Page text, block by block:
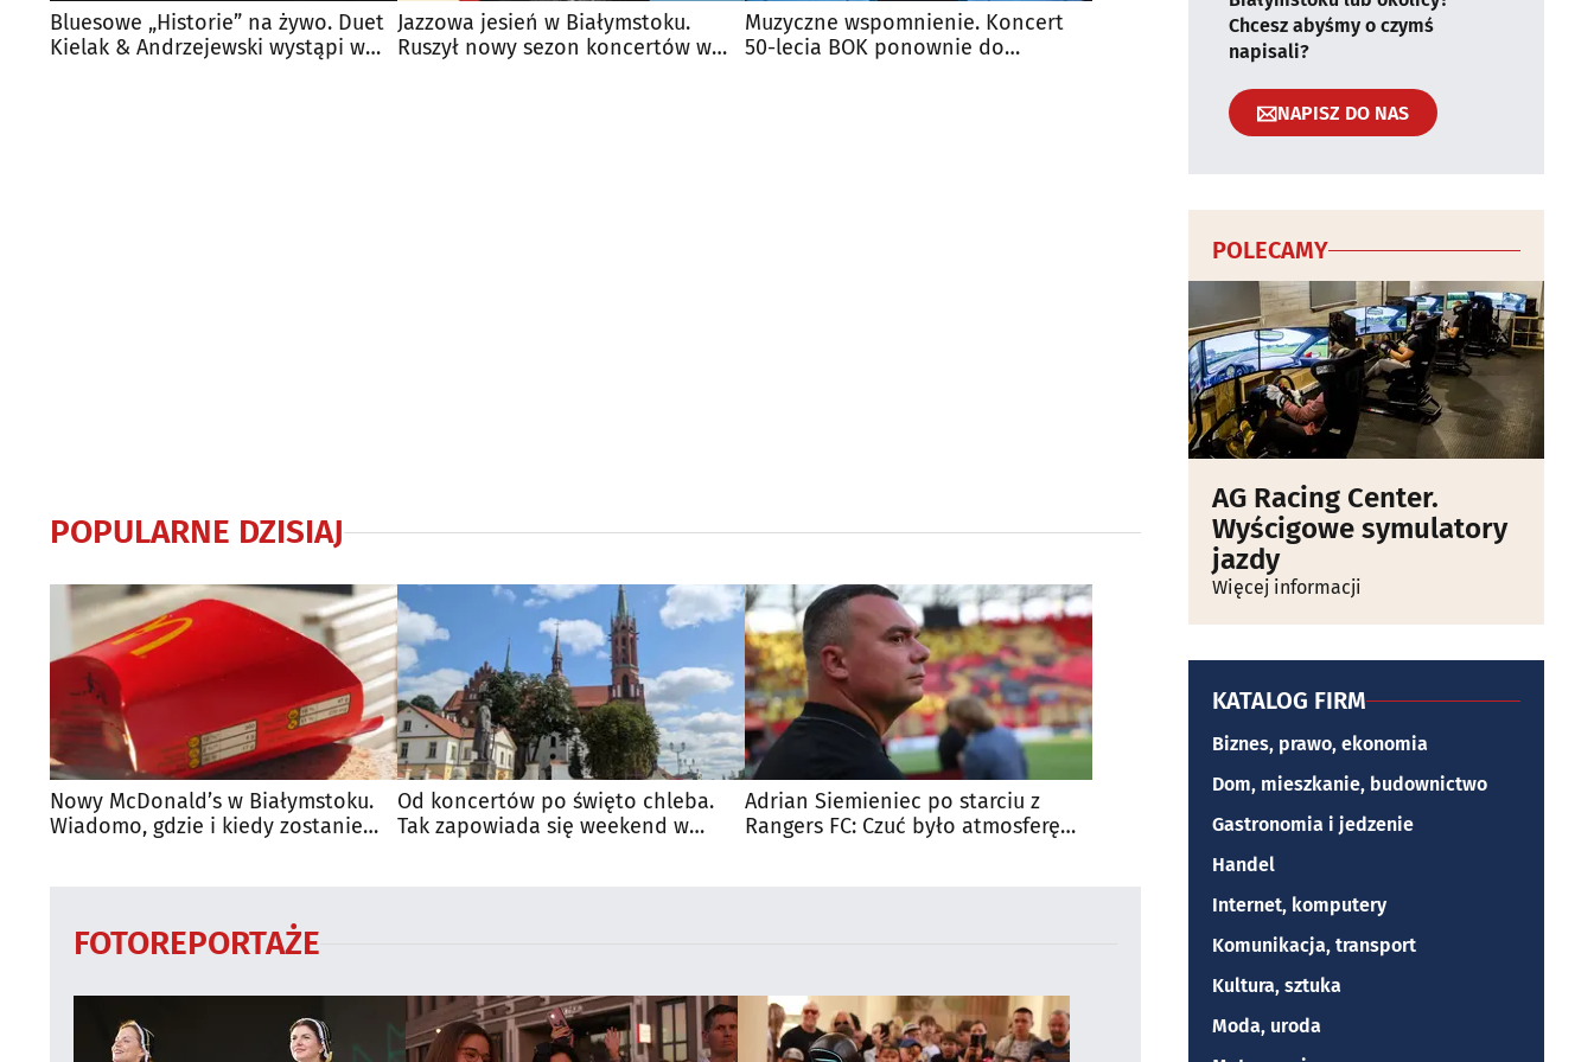
Bluesowe „Historie” na żywo. Duet
Kielak & Andrzejewski wystąpi w
Jazzowa jesień w Białymstoku.
Ruszył nowy sezon koncertów w
Muzyczne wspomnienie. Koncert
50-lecia BOK ponownie do
POPULARNE DZISIAJ
Nowy McDonald’s w Białymstoku.
Wiadomo, gdzie i kiedy zostanie
Od koncertów po święto chleba.
Tak zapowiada się weekend w
Adrian Siemieniec po starciu z
Rangers FC: Czuć było atmosferę
FOTOREPORTAŻE
Chcesz abyśmy o czymś
napisali?
NAPISZ DO NAS
POLECAMY
AG Racing Center.
Wyścigowe symulatory
jazdy
Więcej informacji
KATALOG FIRM
Biznes, prawo, ekonomia
Dom, mieszkanie, budownictwo
Gastronomia i jedzenie
Handel
Internet, komputery
Komunikacja, transport
Kultura, sztuka
Moda, uroda
Użycie dokładnych danych geolokalizacyjnych
Identyfikowanie urządzeń na podstawie aktywnie żądanych informacji